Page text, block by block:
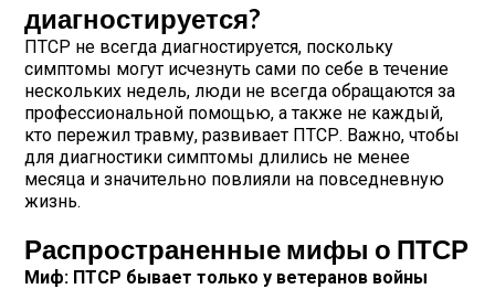
диагностируется?
ПТСР не всегда диагностируется, поскольку
симптомы могут исчезнуть сами по себе в течение
нескольких недель, люди не всегда обращаются за
профессиональной помощью, а также не каждый,
кто пережил травму, развивает ПТСР. Важно, чтобы
для диагностики симптомы длились не менее
месяца и значительно повлияли на повседневную
жизнь.
Распространенные мифы о ПТСР
Миф: ПТСР бывает только у ветеранов войны